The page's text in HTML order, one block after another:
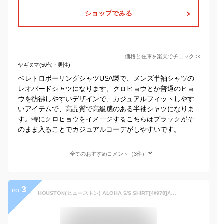
ショップでみる
価格と在庫を楽天でチェック >>
ヤギヌマ(50代・男性)
ベレトロボーリングシャツUSA製で、メンズ半袖シャツの
レオパードシャツになります。クロヒョウとか普通のヒョ
ウを彷彿しやすいデザインで、カジュアルフィットしやす
いアイテムで、高品質で高級感のある半袖シャツになりま
す。特にクロヒョウをイメージするこちらはブラックがそ
のまま入ることでカジュアルコーデがしやすいです。
全てのおすすめコメント（3件）
no. 3 HOUSTON(ヒューストン) ALOHA S/S SHIRT[40978]ANIMAL 半袖 アロハシャツ ヒョウ柄 ゼブラ柄 メンズ アメカジ夏 ビンテージ レーヨン 【￥10,780】【smtb-kd】【RCP】